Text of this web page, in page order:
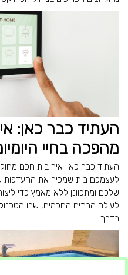
העתיד כבר כאן:
מהפכה בחיי
העתיד כבר כאן: איך בית חכם
לעצמכם בית שמכיר את
שלכם ומתכוונן ללא מאמץ כדי
לעולם הבתים החכמים, שבו
בדרך...